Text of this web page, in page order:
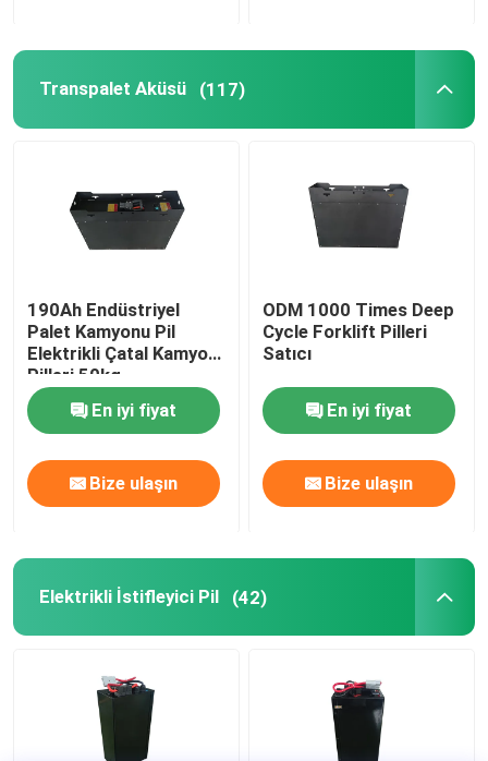
Transpalet Aküsü (117)
190Ah Endüstriyel
Palet Kamyonu Pil
Elektrikli Çatal Kamyon
Pilleri 50kg
En iyi fiyat
Bize ulaşın
ODM 1000 Times Deep
Cycle Forklift Pilleri
Satıcı
En iyi fiyat
Bize ulaşın
Elektrikli İstifleyici Pil (42)